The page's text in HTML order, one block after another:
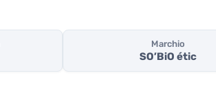
Marchio
SO’BiO étic